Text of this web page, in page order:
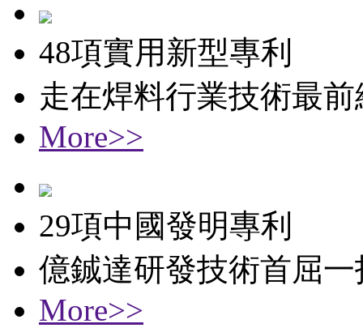
48項實用新型專利
走在焊料行業技術最前
More>>
29項中國發明專利
億鋮達研發技術首屈一
More>>